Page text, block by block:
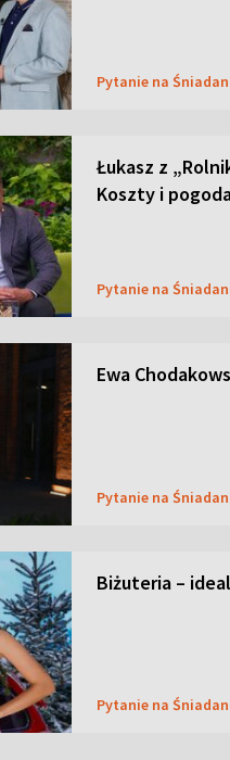
Pytanie na
Łukasz z
Koszty i
Pytanie na
Ewa
Pytanie na
Biżuteria –
Pytanie na